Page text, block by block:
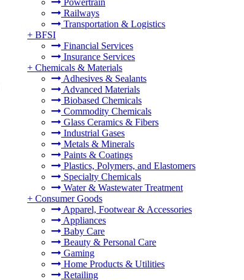
Powertrain
Railways
Transportation & Logistics
+ BFSI
Financial Services
Insurance Services
+ Chemicals & Materials
Adhesives & Sealants
Advanced Materials
Biobased Chemicals
Commodity Chemicals
Glass Ceramics & Fibers
Industrial Gases
Metals & Minerals
Paints & Coatings
Plastics, Polymers, and Elastomers
Specialty Chemicals
Water & Wastewater Treatment
+ Consumer Goods
Apparel, Footwear & Accessories
Appliances
Baby Care
Beauty & Personal Care
Gaming
Home Products & Utilities
Retailing